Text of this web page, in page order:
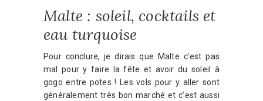
Malte : soleil, cocktails et
eau turquoise
Pour conclure, je dirais que Malte c’est pas
mal pour y faire la fête et avoir du soleil à
gogo entre potes ! Les vols pour y aller sont
généralement très bon marché et c’est aussi